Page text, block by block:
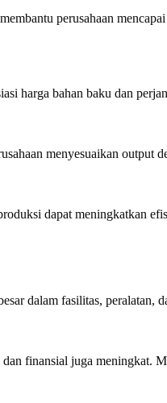
perusahaan
harga bahan baku dan
menyesuaikan output
dapat meningkatkan
dalam fasilitas,
finansial juga meningkat.